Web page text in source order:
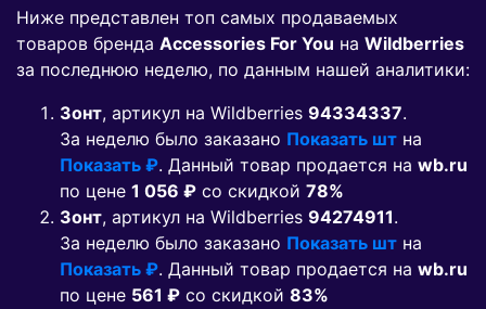
Ниже представлен топ самых продаваемых
товаров бренда Accessories For You на Wildberries
за последнюю неделю, по данным нашей аналитики:
Зонт, артикул на Wildberries 94334337.
За неделю было заказано Показать шт на
Показать ₽. Данный товар продается на wb.ru
по цене 1 056 ₽ co скидкой 78%
Зонт, артикул на Wildberries 94274911.
За неделю было заказано Показать шт на
Показать ₽. Данный товар продается на wb.ru
по цене 561 ₽ co скидкой 83%